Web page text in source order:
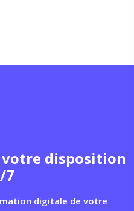
disposition
7
digitale de votre